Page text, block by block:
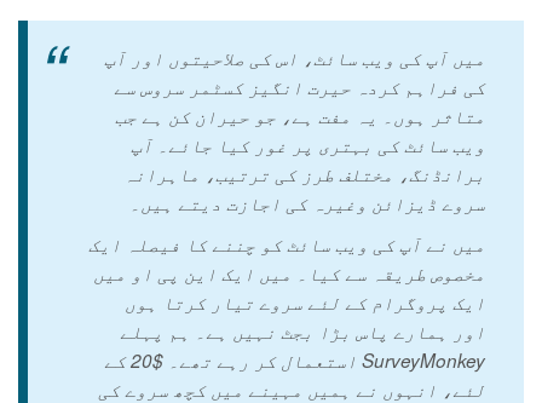
میں آپ کی ویب سائٹ، اس کی صلاحیتوں اور آپ
کی فراہم کردہ حیرت انگیز کسٹمر سروس سے
متاثر ہوں۔ یہ مفت ہے، جو حیران کن ہے جب
ویب سائٹ کی بہتری پر غور کیا جائے۔ آپ
برانڈنگ، مختلف طرز کی ترتیب، ماہرانہ
سروے ڈیزائن وغیرہ کی اجازت دیتے ہیں۔
میں نے آپ کی ویب سائٹ کو چننے کا فیصلہ ایک
مخصوص طریقہ سے کیا۔ میں ایک این پی او میں
ایک پروگرام کے لئے سروے تیار کرتا ہوں
اور ہمارے پاس بڑا بجٹ نہیں ہے۔ ہم پہلے
SurveyMonkey استعمال کر رہے تھے۔ $20 کے
لئے، انہوں نے ہمیں مہینے میں کچھ سروے کی